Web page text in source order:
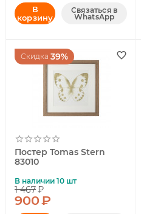
В
корзину
Связаться в
WhatsApp
Скидка 39%
Постер Tomas Stern
83010
В наличии 10 шт
1 467₽
900₽